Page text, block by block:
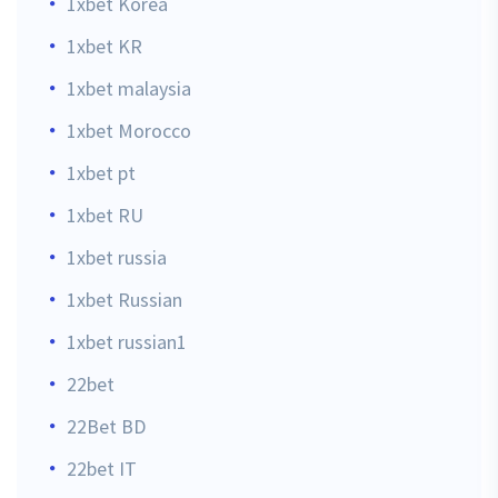
1xbet KR
1xbet malaysia
1xbet Morocco
1xbet pt
1xbet RU
1xbet russia
1xbet Russian
1xbet russian1
22bet
22Bet BD
22bet IT